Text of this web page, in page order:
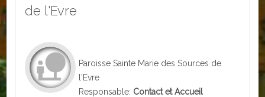
Arrêtes en cours
ECOLES
Ecole publique
de l'Evre
Paroisse Sainte Marie des Sources de
l'Evre
Responsable: Contact et Accueil